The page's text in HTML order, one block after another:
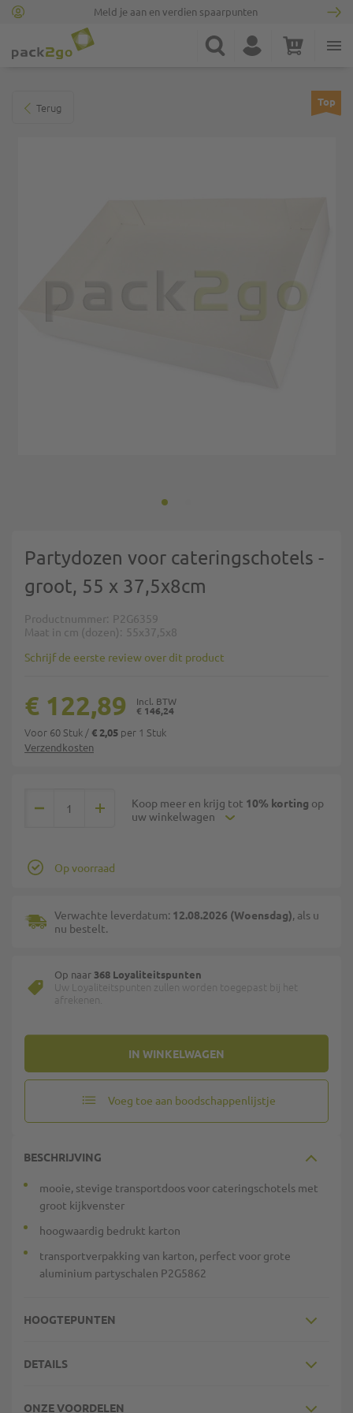
Meld je aan en verdien spaarpunten
Ga naar homepagina
Zoek Account Winkelwagen
Terug Top
Partydozen voor cateringschotels -
groot, 55 x 37,5x8cm
Productnummer P2G6359
Maat in cm (dozen)
55x37,5x8
Schrijf de eerste review over dit product
Verzendkosten
€ 146,24
€ 122,89
Voor 60 Stuk /€ 2,05 per 1 Stuk
Koop meer en krijg tot 10% korting op
uw winkelwagen
IN WINKELWAGEN
Op voorraad
Verwachte leverdatum: 12.08.2026 (Woensdag), als u
nu bestelt.
Op naar368 Loyaliteitspunten
Uw Loyaliteitspunten zullen worden toegepast bij het
afrekenen.
Voeg toe aan boodschappenlijstje
BESCHRIJVING
mooie, stevige transportdoos voor cateringschotels met
groot kijkvenster
hoogwaardig bedrukt karton
transportverpakking van karton, perfect voor grote
aluminium partyschalen P2G5862
HOOGTEPUNTEN
DETAILS
ONZE VOORDELEN